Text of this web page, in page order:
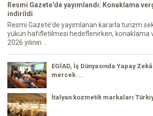
Resmi Gazete'de yayımlandı: Konaklama
indirildi
Resmi Gazete’de yayımlanan kararla turizm
yükün hafifletilmesi hedeflenirken, konaklama
2026 yılının ...
EGİAD, İş Dünyasında Yapay
mercek ...
İtalyan kozmetik markaları